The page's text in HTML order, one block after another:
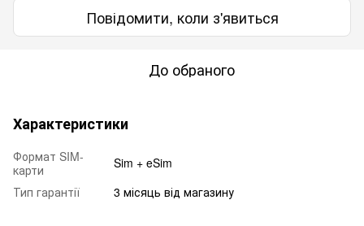
Повідомити, коли з'явиться
До обраного
Характеристики
Формат SIM-
карти
Sim + eSim
Тип гарантії
3 місяць від магазину